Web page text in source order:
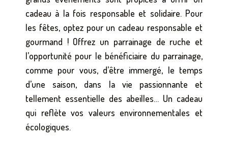
cadeau à la fois responsable et solidaire. Pour
les fêtes, optez pour un cadeau responsable et
gourmand ! Offrez un parrainage de ruche et
l’opportunité pour le bénéficiaire du parrainage,
comme pour vous, d’être immergé, le temps
d’une saison, dans la vie passionnante et
tellement essentielle des abeilles… Un cadeau
qui reflète vos valeurs environnementales et
écologiques.